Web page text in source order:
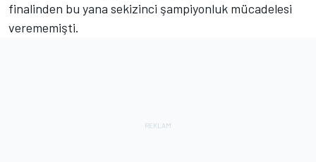
finalinden bu yana sekizinci şampiyonluk mücadelesi
verememişti.